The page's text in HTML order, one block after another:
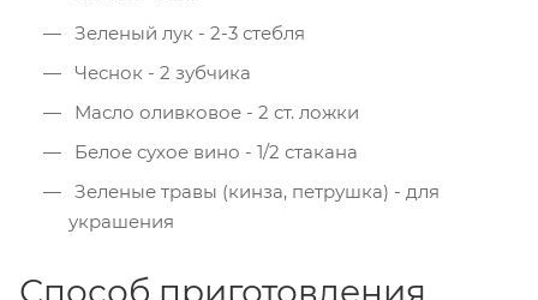
Зеленый лук - 2-3 стебля
Чеснок - 2 зубчика
Масло оливковое - 2 ст. ложки
Белое сухое вино - 1/2 стакана
Зеленые травы (кинза, петрушка) - для
украшения